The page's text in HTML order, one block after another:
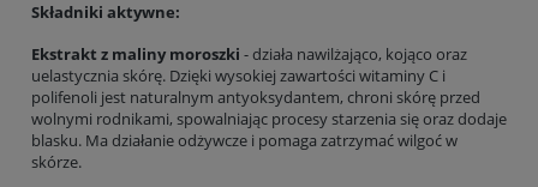
Składniki aktywne:
Ekstrakt z maliny moroszki - działa nawilżająco, kojąco oraz
uelastycznia skórę. Dzięki wysokiej zawartości witaminy C i
polifenoli jest naturalnym antyoksydantem, chroni skórę przed
wolnymi rodnikami, spowalniając procesy starzenia się oraz dodaje
blasku. Ma działanie odżywcze i pomaga zatrzymać wilgoć w
skórze.